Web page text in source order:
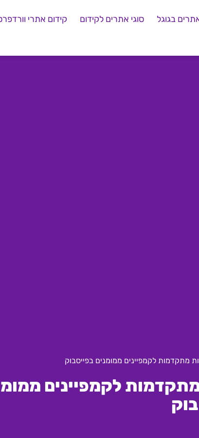
בגוגל סוגי אתרים לקידום קידום אתרי
מתקדמות לקמפיינים ממומנים בפייסבוק
לקמפיינים